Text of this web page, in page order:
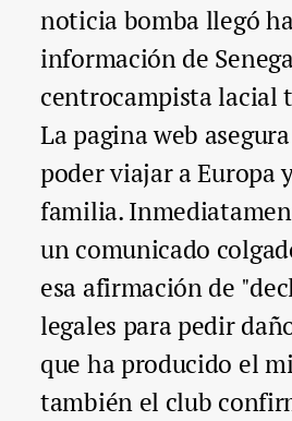
noticia bomba llegó
información de
centrocampista lacial
La pagina web
poder viajar a Europa
familia.
un comunicado
esa afirmación de
legales para pedir
que ha producido el
también el club